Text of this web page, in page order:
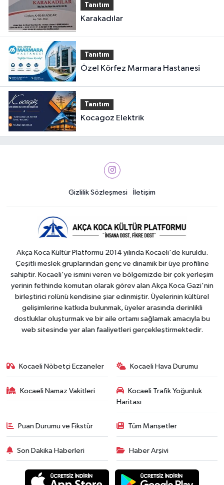
Tanıtım
Karakadılar
Tanıtım
Özel Körfez Marmara Hastanesi
Tanıtım
Kocagoz Elektrik
Gizlilik Sözleşmesi İletişim
Akça Koca Kültür Platformu 2014 yılında Kocaeli'de kuruldu.
Çeşitli meslek gruplarından genç ve dinamik bir üye profiline
sahiptir. Kocaeli'ye ismini veren ve bölgemizde bir çok yerleşim
yerinin fethinde komutan olarak görev alan Akça Koca Gazi'nin
birleştirici rolünü kendisine şiar edinmiştir. Üyelerinin kültürel
gelişimlerine katkıda bulunmak, üyeler arasında derinlikli
dostluklar oluşturmak ve bir aile ortamı sağlamak amacıyla bu
web sitesinde yer alan faaliyetleri gerçekleştirmektedir.
Kocaeli Nöbetçi Eczaneler Kocaeli Hava Durumu
Kocaeli Namaz Vakitleri
Kocaeli Trafik Yoğunluk
Haritası
Puan Durumu ve Fikstür Tüm Manşetler
Son Dakika Haberleri Haber Arşivi